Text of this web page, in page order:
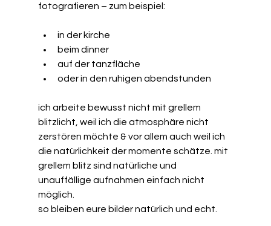
fotografieren – zum beispiel:
in der kirche
beim dinner
auf der tanzfläche
oder in den ruhigen abendstunden
ich arbeite bewusst nicht mit grellem
blitzlicht, weil ich die atmosphäre nicht
zerstören möchte & vor allem auch weil ich
die natürlichkeit der momente schätze. mit
grellem blitz sind natürliche und
unauffällige aufnahmen einfach nicht
möglich.
so bleiben eure bilder natürlich und echt.